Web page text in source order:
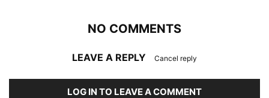
NO COMMENTS
LEAVE A REPLY Cancel reply
LOG IN TO LEAVE A COMMENT